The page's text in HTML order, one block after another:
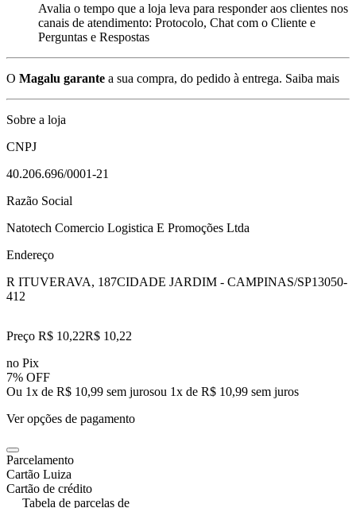
Avalia o tempo que a loja leva para responder aos clientes nos
canais de atendimento: Protocolo, Chat com o Cliente e
Perguntas e Respostas
O Magalu garante a sua compra, do pedido à entrega. Saiba mais
Sobre a loja
CNPJ
40.206.696/0001-21
Razão Social
Natotech Comercio Logistica E Promoções Ltda
Endereço
R ITUVERAVA, 187CIDADE JARDIM - CAMPINAS/SP13050-
412
Preço R$ 10,22R$ 10,22
no Pix
7% OFF
Ou 1x de R$ 10,99 sem jurosou 1x de R$ 10,99 sem juros
Ver opções de pagamento
Parcelamento
Cartão Luiza
Cartão de crédito
Tabela de parcelas de